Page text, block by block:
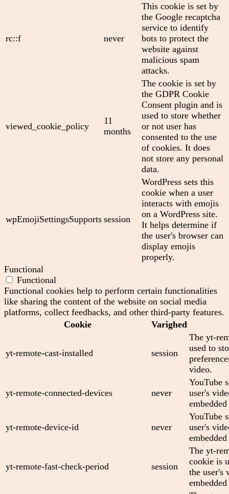
rc::f never
This cookie is set by
the Google recaptcha
service to identify
bots to protect the
website against
malicious spam
attacks.
viewed_cookie_policy
11
months
The cookie is set by
the GDPR Cookie
Consent plugin and is
used to store whether
or not user has
consented to the use
of cookies. It does
not store any personal
data.
wpEmojiSettingsSupports session
WordPress sets this
cookie when a user
interacts with emojis
on a WordPress site.
It helps determine if
the user's browser can
display emojis
properly.
Functional
Functional
Functional cookies help to perform certain functionalities
like sharing the content of the website on social media
platforms, collect feedbacks, and other third-party features.
Cookie
Varighed
yt-remote-cast-installed session
The yt-
used to
video.
yt-remote-connected-devices never
YouTube
user's
yt-remote-device-id never
YouTube
user's
yt-remote-fast-check-period session
The yt-
cookie is
the user's